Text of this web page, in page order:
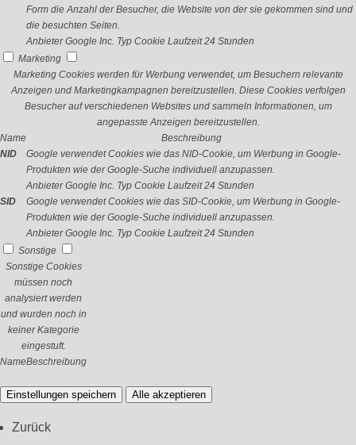
Form die Anzahl der Besucher, die Website von der sie gekommen sind und
die besuchten Seiten.
Anbieter Google Inc. Typ Cookie Laufzeit 24 Stunden
Marketing
Marketing Cookies werden für Werbung verwendet, um Besuchern relevante
Anzeigen und Marketingkampagnen bereitzustellen. Diese Cookies verfolgen
Besucher auf verschiedenen Websites und sammeln Informationen, um
angepasste Anzeigen bereitzustellen.
Name
Beschreibung
NID
Google verwendet Cookies wie das NID-Cookie, um Werbung in Google-
Produkten wie der Google-Suche individuell anzupassen.
Anbieter Google Inc. Typ Cookie Laufzeit 24 Stunden
SID
Google verwendet Cookies wie das SID-Cookie, um Werbung in Google-
Produkten wie der Google-Suche individuell anzupassen.
Anbieter Google Inc. Typ Cookie Laufzeit 24 Stunden
Sonstige
Sonstige Cookies
müssen noch
analysiert werden
und wurden noch in
keiner Kategorie
eingestuft.
NameBeschreibung
Einstellungen speichern Alle akzeptieren
Zurück